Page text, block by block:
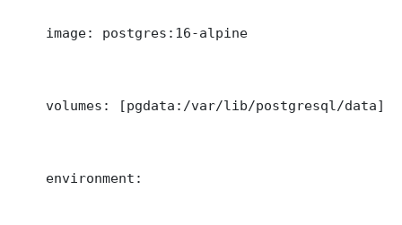
    image: postgres:16-alpine
    volumes: [pgdata:/var/lib/postgresql/data]
    environment: